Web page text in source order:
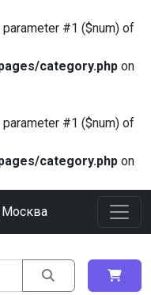
#1 ($num) of
category.php on
#1 ($num) of
category.php on
Москва